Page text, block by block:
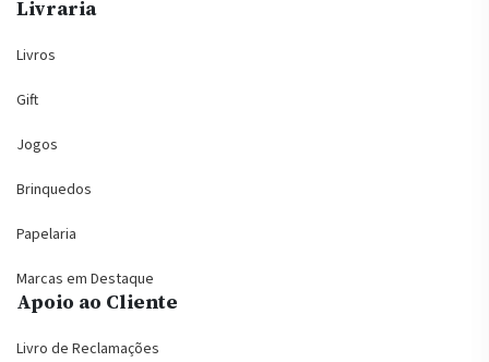
Livraria
Livros
Gift
Jogos
Brinquedos
Papelaria
Marcas em Destaque
Apoio ao Cliente
Livro de Reclamações